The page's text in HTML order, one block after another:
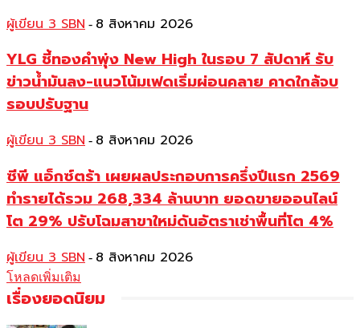
ผู้เขียน 3 SBN - 8 สิงหาคม 2026
YLG ชี้ทองคำพุ่ง New High ในรอบ 7 สัปดาห์ รับ
ข่าวน้ำมันลง-แนวโน้มเฟดเริ่มผ่อนคลาย คาดใกล้จบ
รอบปรับฐาน
ผู้เขียน 3 SBN - 8 สิงหาคม 2026
ซีพี แอ็กซ์ตร้า เผยผลประกอบการครึ่งปีแรก 2569
ทำรายได้รวม 268,334 ล้านบาท ยอดขายออนไลน์
โต 29% ปรับโฉมสาขาใหม่ดันอัตราเช่าพื้นที่โต 4%
ผู้เขียน 3 SBN - 8 สิงหาคม 2026
โหลดเพิ่มเติม
เรื่องยอดนิยม